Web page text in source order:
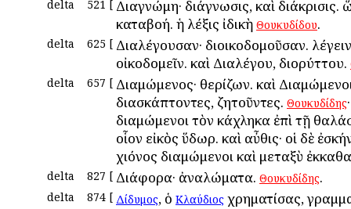
delta 521 [ Διαγνώμη· διάγνωσις, καὶ διάκρισις.
καταβοή. ἡ λέξις ἰδικὴ Θουκυδίδου.
delta 625 [ Διαλέγουσαν· διοικοδομοῦσαν.
οἰκοδομεῖν. καὶ Διαλέγου, διορύττου.
delta
657 [ Διαμώμενος· θερίζων. καὶ
διασκάπτοντες, ζητοῦντες. Θουκυδίδης·
διαμώμενοι τὸν κάχληκα ἐπὶ τῇ
οἷον εἰκὸς ὕδωρ. καὶ αὖθις· οἱ δὲ
χιόνος διαμώμενοι καὶ μεταξὺ
delta 827 [ Διάφορα· ἀναλώματα. Θουκυδίδης.
delta 874 [ Δίδυμος, ὁ Κλαύδιος χρηματίσας,